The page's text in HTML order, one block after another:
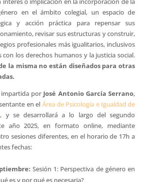
en el ámbito colegial, un espacio de
y acción práctica para repensar sus
revisar sus estructuras y construir,
profesionales más igualitarios, inclusivos
los derechos humanos y la justicia social.
la misma no están diseñados para otras
impartida por José Antonio García Serrano,
en el Área de Psicología e Igualdad de
, y se desarrollará a lo largo del segundo
año 2025, en formato online, mediante
sesiones diferentes, en el horario de 17h a
fechas:
Sesión 1: Perspectiva de género en
es y por qué es necesaria?